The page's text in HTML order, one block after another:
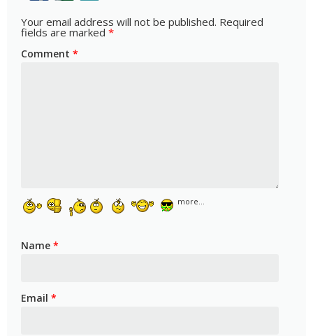
Your email address will not be published. Required
fields are marked *
Comment *
more...
Name *
Email *